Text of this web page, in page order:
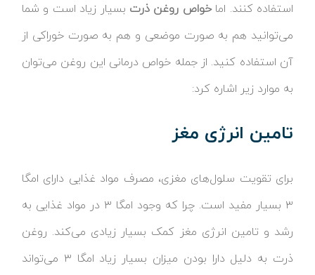
استفاده کنند. اماخواص روغن ذرت بسیار زیاد است و شما
می‌توانید هم به صورت موضعی و هم به صورت خوراکی از
آن استفاده کنید. از جمله خواص درمانی این روغن می‌توان
به موارد زیر اشاره کرد:
تامین انرژی مغز
برای تقویت سلول‌های مغزی، مصرف مواد غذایی دارای امگا
۳ بسیار مفید است. چرا که وجود امگا ۳ در مواد غذایی به
رشد و تامین انرژی مغز کمک بسیار زیادی می‌کند. روغن
ذرت به دلیل دارا بودن میزان بسیار زیاد امگا ۳ می‌تواند